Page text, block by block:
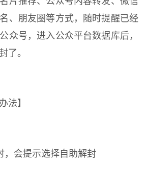
、朋友圈等方式，随时提醒已经
众号，进入公众平台数据库后，
了。
法】
，会提示选择自助解封